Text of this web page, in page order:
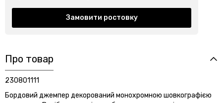
Замовити ростовку
Про товар
230801111
Бордовий джемпер декорований монохромною шовкографією